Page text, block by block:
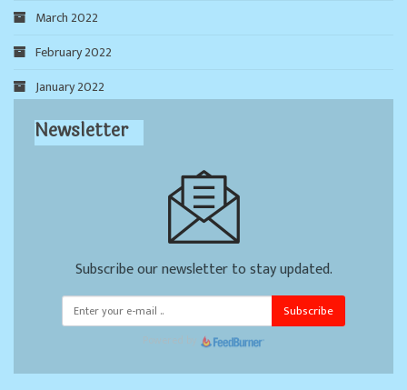
March 2022
February 2022
January 2022
Newsletter
Subscribe our newsletter to stay updated.
Subscribe